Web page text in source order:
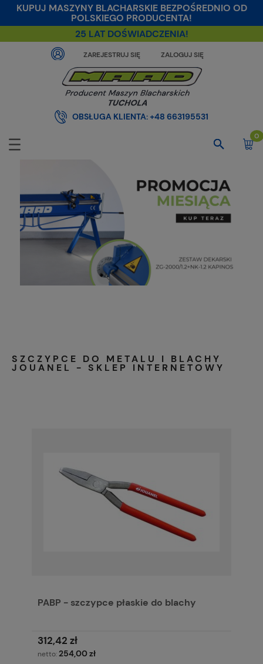
KUPUJ MASZYNY BLACHARSKIE BEZPOŚREDNIO OD
POLSKIEGO PRODUCENTA!
25 LAT DOŚWIADCZENIA!
ZAREJESTRUJ SIĘ ZALOGUJ SIĘ
OBSŁUGA KLIENTA:+48 663195531
SZCZYPCE DO METALU I BLACHY
JOUANEL - SKLEP INTERNETOWY
PABP - szczypce płaskie do blachy
312,42 zł
netto:254,00 zł